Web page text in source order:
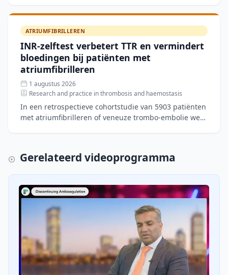
ATRIUMFIBRILLEREN
INR-zelftest verbetert TTR en vermindert
bloedingen bij patiënten met
atriumfibrilleren
1 augustus 2026
Research and practice in thrombosis and haemostasis
In een retrospectieve cohortstudie van 5903 patiënten
met atriumfibrilleren of veneuze trombo-embolie werd
Gerelateerd videoprogramma